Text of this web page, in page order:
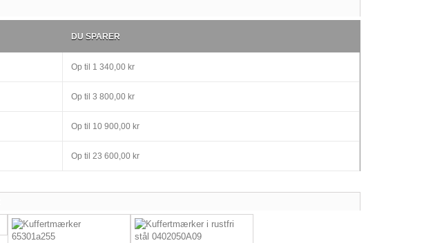
DU SPARER
Op til 1 340,00 kr
Op til 3 800,00 kr
Op til 10 900,00 kr
Op til 23 600,00 kr